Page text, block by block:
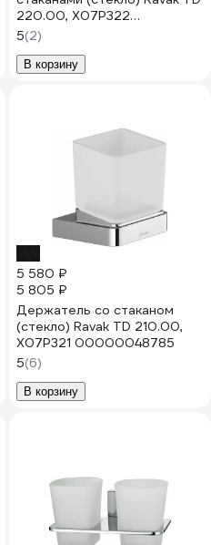
220.00, X07P322
00000048428
5(2)
В корзину
5 580 ₽
5 805 ₽
Держатель со стаканом
(стекло) Ravak TD 210.00,
X07P321 00000048785
5(6)
В корзину